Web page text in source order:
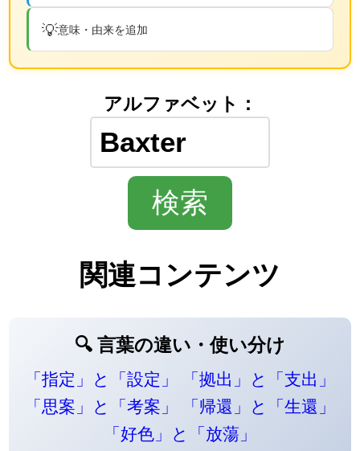
💡意味・由来を追加
アルファベット：
関連コンテンツ
🔍 言葉の違い・使い分け
「指定」と「設定」
「拠出」と「支出」
「思案」と「考案」
「帰還」と「生還」
「好色」と「放蕩」